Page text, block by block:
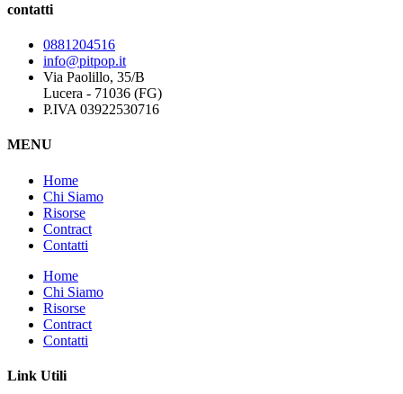
contatti
0881204516
info@pitpop.it
Via Paolillo, 35/B
Lucera - 71036 (FG)
P.IVA 03922530716
MENU
Home
Chi Siamo
Risorse
Contract
Contatti
Home
Chi Siamo
Risorse
Contract
Contatti
Link Utili